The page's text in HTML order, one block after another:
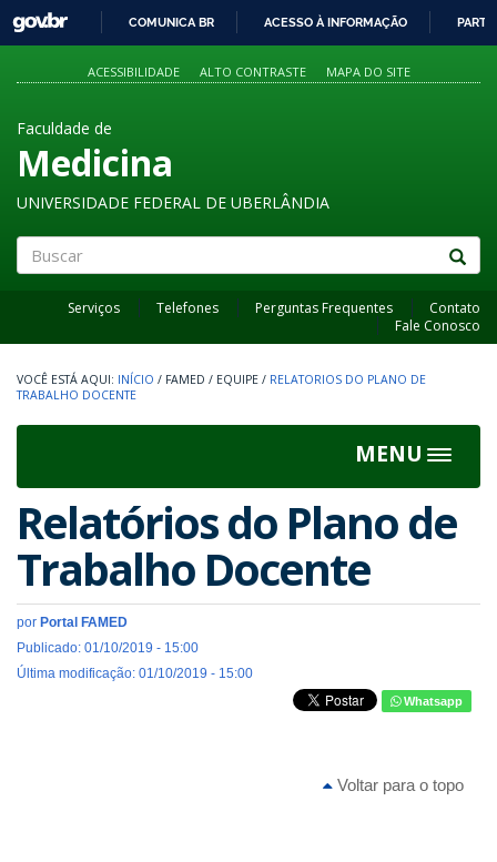
PARA
O
GOVBR
COMUNICA BR ACESSO À INFORMAÇÃO
ACESSIBILIDADE ALTO CONTRASTE MAPA DO SITE
Faculdade de
Medicina
UNIVERSIDADE FEDERAL DE UBERLÂNDIA
Serviços Telefones Perguntas Frequentes
Contato
Fale Conosco
INÍCIO / FAMED / EQUIPE / RELATORIOS DO PLANO DE
TRABALHO DOCENTE
MENU
Toggle
Relatórios do Plano de
Trabalho Docente
por Portal FAMED
Publicado: 01/10/2019 - 15:00
Última modificação: 01/10/2019 - 15:00
Whatsapp
Voltar para o topo